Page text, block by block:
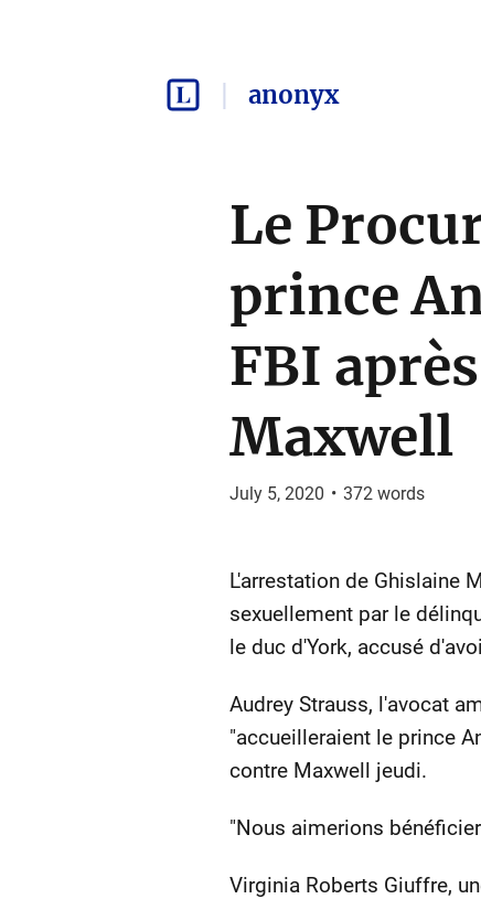
anonyx
Le
prince
FBI
Maxwell
July 5, 2020 • 372words
L'arrestation de Ghislaine
sexuellement par le
le duc d'York, accusé
Audrey Strauss, l'avocat
"accueilleraient le prince
contre Maxwell jeudi.
"Nous aimerions
Virginia Roberts Giuffre,